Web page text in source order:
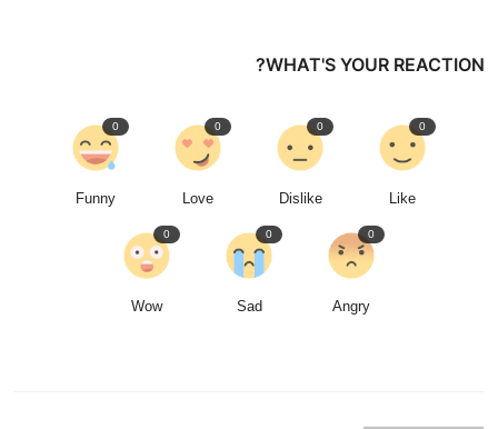
WHAT'S YOUR REACTION?
Like
0
Dislike
0
Love
0
Funny
0
Angry
0
Sad
0
Wow
0